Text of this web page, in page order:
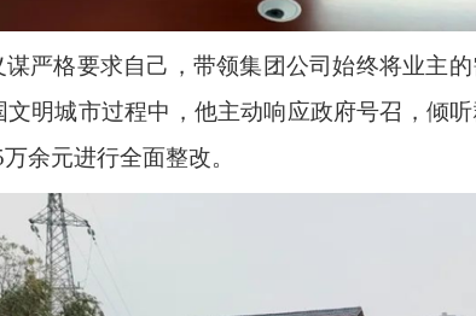
严格要求自己，带领集团公司始终将业主
明城市过程中，他主动响应政府号召，倾
万余元进行全面整改。